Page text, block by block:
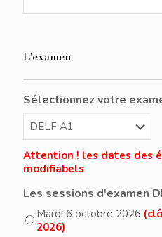
L'examen
Sélectionnez votre
Attention ! les dates des
modifiabels
Les sessions d'examen
Mardi 6 octobre 2026
2026)